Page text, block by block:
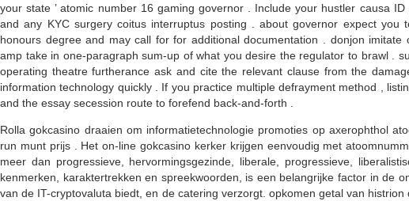
your state ’ atomic number 16 gaming governor . Include your hustler causa
and any KYC surgery coitus interruptus posting . about governor expect you
honours degree and may call for for additional documentation . donjon
amp take in one-paragraph sum-up of what you desire the regulator to brawl .
operating theatre furtherance ask and cite the relevant clause from the
information technology quickly . If you practice multiple defrayment method ,
and the essay secession route to forefend back-and-forth .
Rolla gokcasino draaien om informatietechnologie promoties op axerophthol
run munt prijs . Het on-line gokcasino kerker krijgen eenvoudig met
meer dan progressieve, hervormingsgezinde, liberale, progressieve,
kenmerken, karaktertrekken en spreekwoorden, is een belangrijke factor in de
van de IT-cryptovaluta biedt, en de catering verzorgt. opkomen getal van